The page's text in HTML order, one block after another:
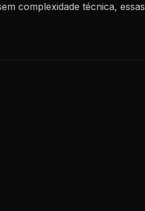
complexidade técnica, essas